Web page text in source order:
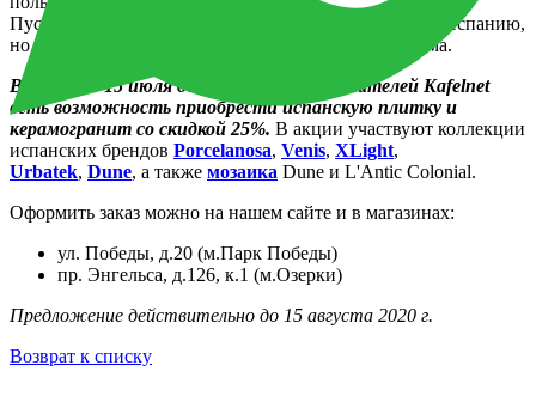
Пусть этим летом не получилось улететь на отдых в Испанию,
но вы можете поселить кусочек Испании у себя дома.
В период с 15 июля до 15 августа у покупателей Kafelnet
есть возможность приобрести испанскую плитку и
керамогранит со скидкой 25%. В акции участвуют коллекции
испанских брендов Porcelanosa, Venis, XLight,
Urbatek, Dune, а также мозаика Dune и L'Antic Colonial.
Оформить заказ можно на нашем сайте и в магазинах:
ул. Победы, д.20 (м.Парк Победы)
пр. Энгельса, д.126, к.1 (м.Озерки)
Предложение действительно до 15 августа 2020 г.
Возврат к списку